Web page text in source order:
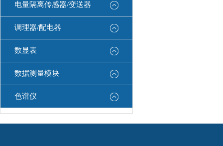
电量隔离传感器/变送器
调理器/配电器
数显表
数据测量模块
色谱仪